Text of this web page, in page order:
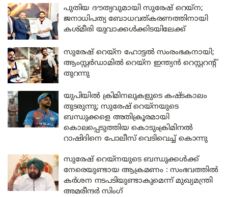
പുതിയ ദൗത്യവുമായി സുരേഷ് റെയ്ന;
ജനാധിപത്യ ബോധവത്കരണത്തിനായി
കശ്മീരി യുവാക്കൾക്കിടയിലേക്ക്
സുരേഷ് റെയ്‌ന ഹോട്ടൽ സംരംഭകനായി;
ആംസ്റ്റർഡാമിൽ റെയ്‌ന ഇന്ത്യൻ റെസ്റ്ററന്റ്
തുറന്നു
യുപിയിൽ ക്രിമിനലുകളുടെ കഷ്ടകാലം
തുടരുന്നു; സുരേഷ് റെയ്നയുടെ
ബന്ധുക്കളെ അതിക്രൂരമായി
കൊലപ്പെടുത്തിയ കൊടുംക്രിമിനൽ
റാഷിദിനെ പോലീസ് വെടിവെച്ച് കൊന്നു
സുരേഷ് റെയ്നയുടെ ബന്ധുക്കൾക്ക്
നേരെയുണ്ടായ ആക്രമണം : സംഭവത്തിൽ
കർശന നടപടിയുണ്ടാകുമെന്ന് മുഖ്യമന്ത്രി
അമരീന്ദർ സിംഗ്